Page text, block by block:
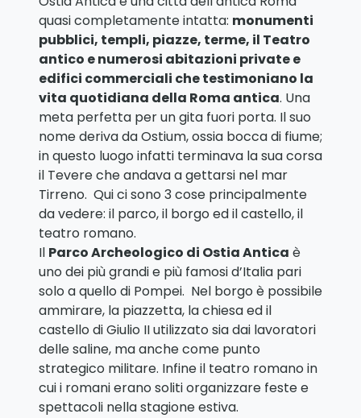
quasi completamente intatta: monumenti
pubblici, templi, piazze, terme, il Teatro
antico e numerosi abitazioni private e
edifici commerciali che testimoniano la
vita quotidiana della Roma antica. Una
meta perfetta per un gita fuori porta. Il suo
nome deriva da Ostium, ossia bocca di fiume;
in questo luogo infatti terminava la sua corsa
il Tevere che andava a gettarsi nel mar
Tirreno. Qui ci sono 3 cose principalmente
da vedere: il parco, il borgo ed il castello, il
teatro romano.
Il Parco Archeologico di Ostia Antica è
uno dei più grandi e più famosi d’Italia pari
solo a quello di Pompei. Nel borgo è possibile
ammirare, la piazzetta, la chiesa ed il
castello di Giulio II utilizzato sia dai lavoratori
delle saline, ma anche come punto
strategico militare. Infine il teatro romano in
cui i romani erano soliti organizzare feste e
spettacoli nella stagione estiva.